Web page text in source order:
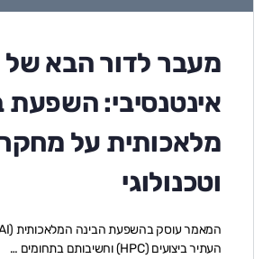
מעבר לדור הבא
אינטנסיבי: השפעת
מלאכותית על
וטכנולוגי
העתיר ביצועים (HPC) וחשיבותם בתחומים …